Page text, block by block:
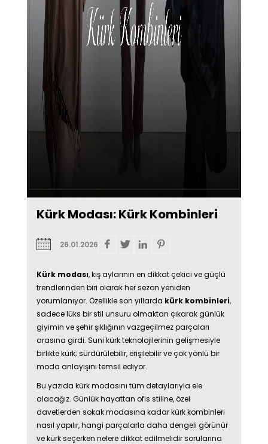
Kürk Modası: Kürk Kombinleri
26.01.2026
Kürk modası, kış aylarının en dikkat çekici ve güçlü
trendlerinden biri olarak her sezon yeniden
yorumlanıyor. Özellikle son yıllarda kürk kombinleri,
sadece lüks bir stil unsuru olmaktan çıkarak günlük
giyimin ve şehir şıklığının vazgeçilmez parçaları
arasına girdi. Suni kürk teknolojilerinin gelişmesiyle
birlikte kürk; sürdürülebilir, erişilebilir ve çok yönlü bir
moda anlayışını temsil ediyor.
Bu yazıda kürk modasını tüm detaylarıyla ele
alacağız. Günlük hayattan ofis stiline, özel
davetlerden sokak modasına kadar kürk kombinleri
nasıl yapılır, hangi parçalarla daha dengeli görünür
ve kürk seçerken nelere dikkat edilmelidir sorularına